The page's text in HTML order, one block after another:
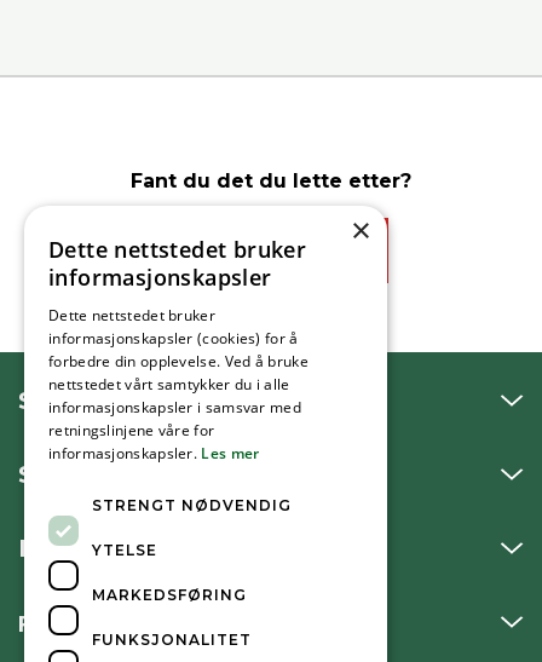
Fant du det du lette etter?
Ja
SNAKK MED OSS
SKRIV TIL OSS
BESØK OSS
FØLG OSS
×
Dette nettstedet bruker
informasjonskapsler
Dette nettstedet bruker
informasjonskapsler (cookies) for å
forbedre din opplevelse. Ved å bruke
nettstedet vårt samtykker du i alle
informasjonskapsler i samsvar med
retningslinjene våre for
informasjonskapsler. Les mer
STRENGT NØDVENDIG
YTELSE
MARKEDSFØRING
FUNKSJONALITET